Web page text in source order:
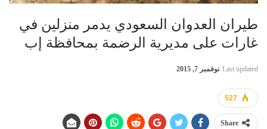
طيران العدوان السعودي يدمر منزلين في
غارات على مديرية الرضمة بمحافظة إب
Last updated نوفمبر 7, 2015
527
Share